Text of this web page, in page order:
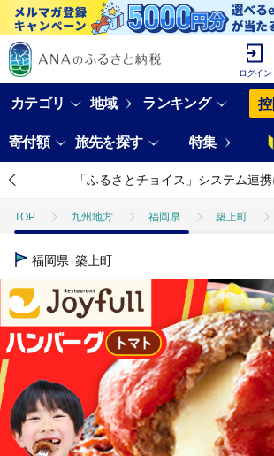
ログイン
カテゴリ 地域 ランキング
寄付額 旅先を探す 特集
「ふるさとチョイス」システム連
TOP 九州地方 福岡県 築上町
TOP
ハンバーグ
福岡県 築上町